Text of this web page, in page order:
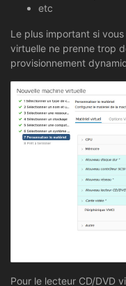
etc
Le plus important si
virtuelle ne prenne trop
provisionnement
Pour le lecteur CD/DVD